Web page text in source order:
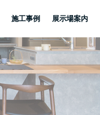
施工事例 展示場案内